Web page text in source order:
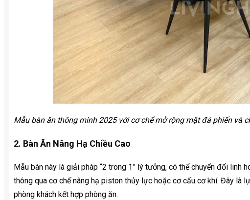
Mẫu bàn ăn thông minh 2025 với cơ chế mở rộng mặt đá phiến và
2. Bàn Ăn Nâng Hạ Chiều Cao
Mẫu bàn này là giải pháp “2 trong 1” lý tưởng, có thể chuyển đổi linh
thông qua cơ chế nâng hạ piston thủy lực hoặc cơ cấu cơ khí. Đây là
phòng khách kết hợp phòng ăn.